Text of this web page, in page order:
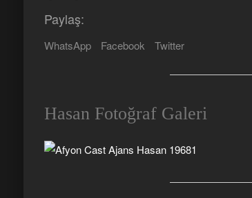
Paylaş:
WhatsApp Facebook Twitter
Hasan Fotoğraf Galeri